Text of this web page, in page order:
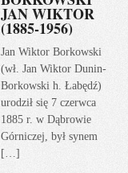
JAN WIKTOR
(1885-1956)
Jan Wiktor Borkowski
(wł. Jan Wiktor Dunin-
Borkowski h. Łabędź)
urodził się 7 czerwca
1885 r. w Dąbrowie
Górniczej, był synem
[…]